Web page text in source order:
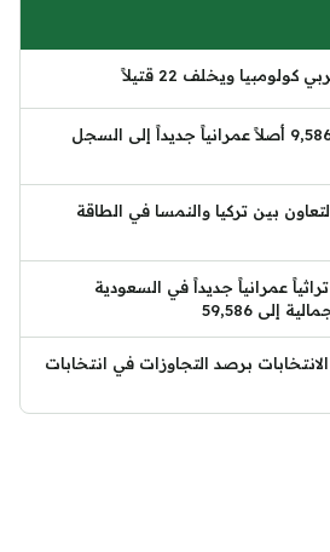
ويخلف 22 قتيلاً
هيئة التراث تضيف 9,586 أصلاً عمرانياً جديداً إلى السجل
بين تركيا والنمسا في الطاقة
أصلاً تراثياً عمرانياً جديداً في السعودية
إلى 59,586
برصد التجاوزات في انتخابات